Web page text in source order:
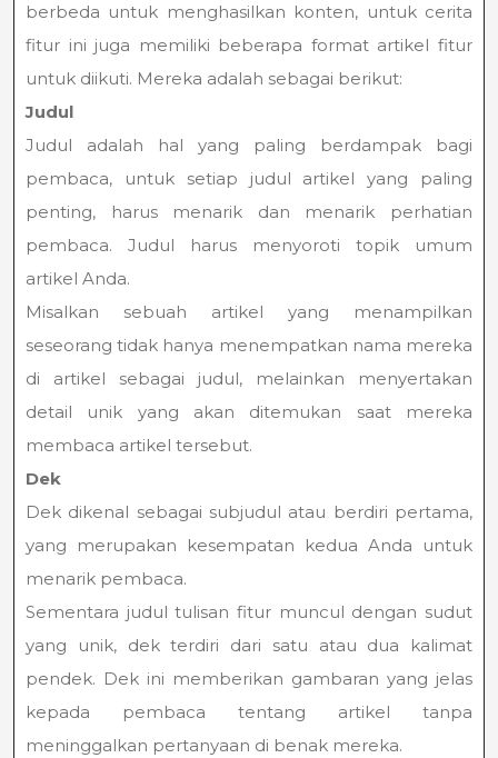
berbeda untuk menghasilkan konten, untuk cerita
fitur ini juga memiliki beberapa format artikel fitur
untuk diikuti. Mereka adalah sebagai berikut:
Judul
Judul adalah hal yang paling berdampak bagi
pembaca, untuk setiap judul artikel yang paling
penting, harus menarik dan menarik perhatian
pembaca. Judul harus menyoroti topik umum
artikel Anda.
Misalkan sebuah artikel yang menampilkan
seseorang tidak hanya menempatkan nama mereka
di artikel sebagai judul, melainkan menyertakan
detail unik yang akan ditemukan saat mereka
membaca artikel tersebut.
Dek
Dek dikenal sebagai subjudul atau berdiri pertama,
yang merupakan kesempatan kedua Anda untuk
menarik pembaca.
Sementara judul tulisan fitur muncul dengan sudut
yang unik, dek terdiri dari satu atau dua kalimat
pendek. Dek ini memberikan gambaran yang jelas
kepada pembaca tentang artikel tanpa
meninggalkan pertanyaan di benak mereka.